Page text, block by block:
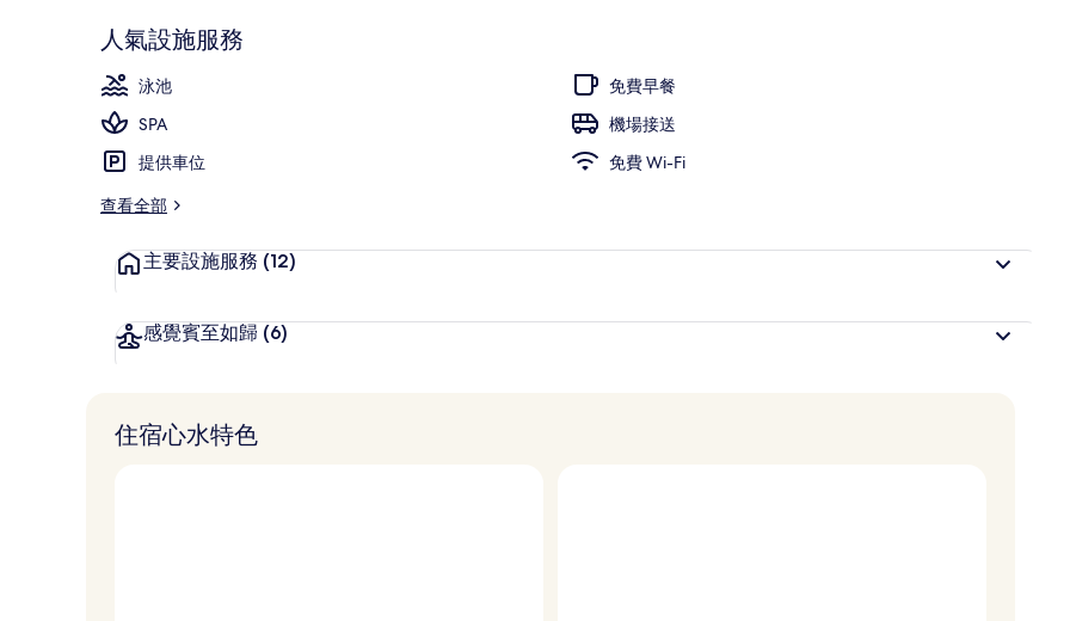
人氣設施服務
泳池
免費早餐
SPA
機場接送
提供車位
免費 Wi-Fi
查看全部
主要設施服務 (12)
感覺賓至如歸 (6)
住宿心水特色